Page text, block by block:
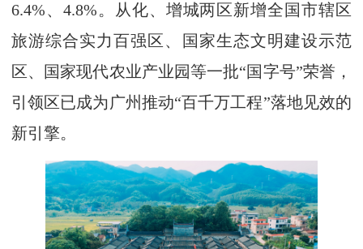
6.4%、4.8%。从化、增城两区新增全国市辖区
旅游综合实力百强区、国家生态文明建设示范
区、国家现代农业产业园等一批“国字号”荣誉，
引领区已成为广州推动“百千万工程”落地见效的
新引擎。